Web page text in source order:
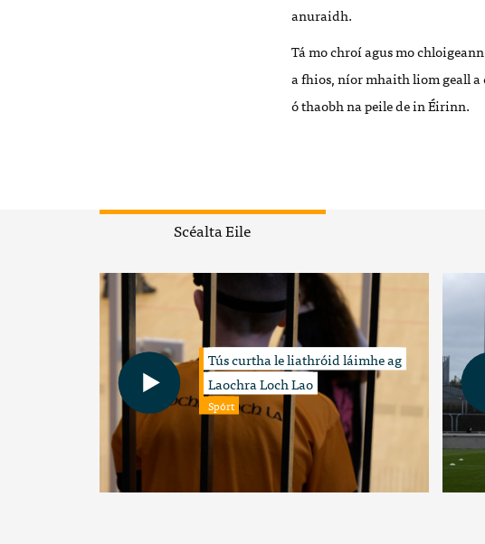
anuraidh.
Tá mo chroí agus mo
a fhios, níor mhaith liom geall
ó thaobh na peile de in Éirinn.
Scéalta Eile
Tús curtha le liathróid láimhe ag
Laochra Loch Lao
Spórt